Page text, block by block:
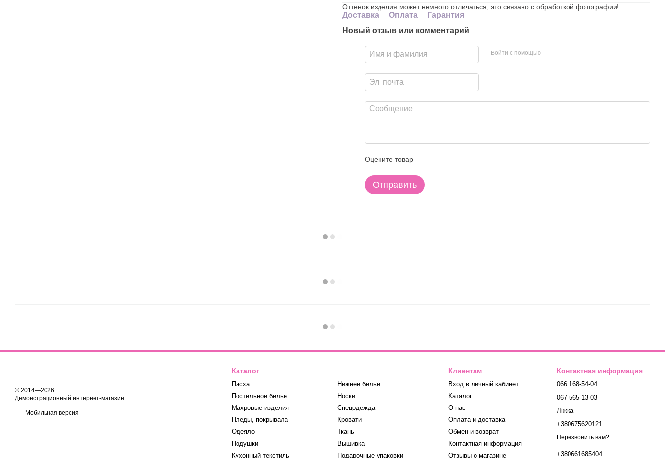
Оттенок изделия может немного отличаться, это связано с обработкой фотографии!
Доставка Оплата
Гарантия
Новый отзыв или комментарий
Войти с помощью
Оцените товар
Отправить
© 2014—2026
Демонстрационный интернет-магазин
Мобильная версия
Каталог
Пасха
Постельное белье
Махровые изделия
Пледы, покрывала
Одеяло
Подушки
Кухонный текстиль
Нижнее белье
Носки
Спецодежда
Кровати
Ткань
Вышивка
Подарочные упаковки
Клиентам
Вход в личный кабинет
Каталог
О нас
Оплата и доставка
Обмен и возврат
Контактная информация
Отзывы о магазине
Контактная информация
066 168-54-04
067 565-13-03
Ліжка
+380675620121
Перезвонить вам?
+380661685404